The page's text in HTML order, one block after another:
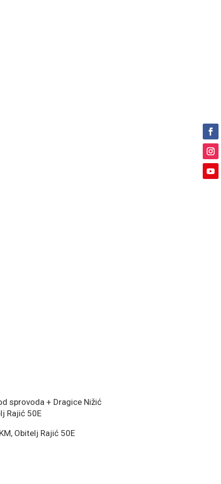
sprovoda + Dragice Nižić
Rajić 50E
Obitelj Rajić 50E